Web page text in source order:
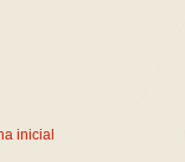
inicial